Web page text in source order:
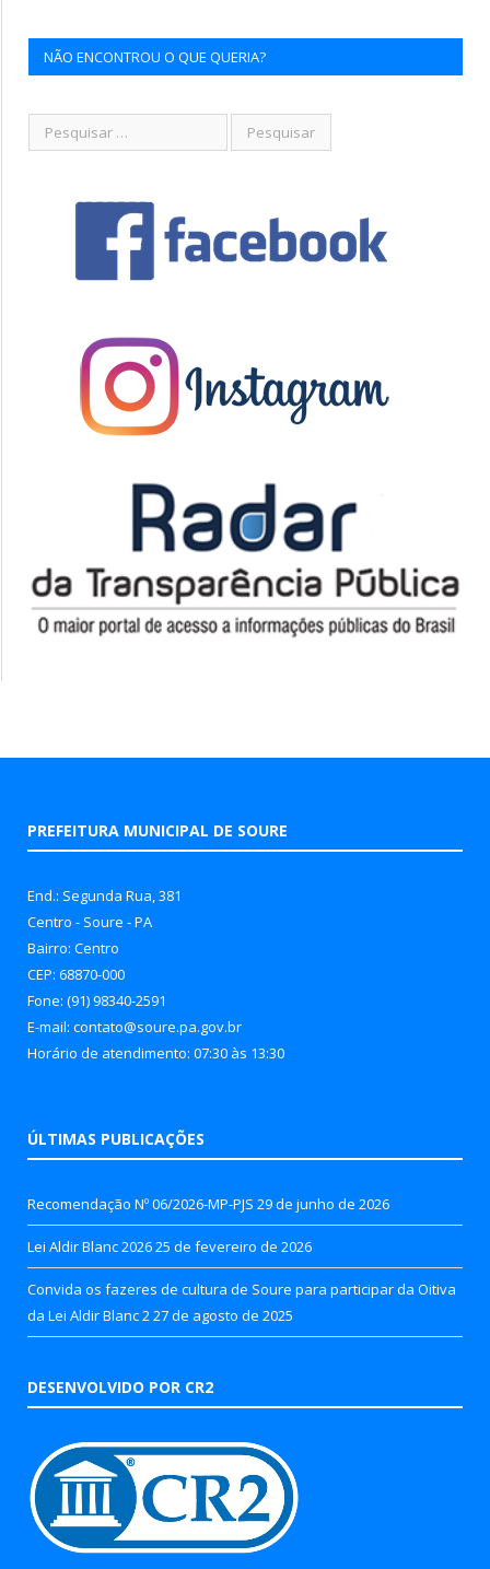
NÃO ENCONTROU O QUE QUERIA?
PREFEITURA MUNICIPAL DE SOURE
End.: Segunda Rua, 381
Centro - Soure - PA
Bairro: Centro
CEP: 68870-000
Fone: (91) 98340-2591
E-mail: contato@soure.pa.gov.br
Horário de atendimento: 07:30 às 13:30
ÚLTIMAS PUBLICAÇÕES
Recomendação Nº 06/2026-MP-PJS 29 de junho de 2026
Lei Aldir Blanc 202625 de fevereiro de 2026
Convida os fazeres de cultura de Soure para participar da Oitiva
da Lei Aldir Blanc 2 27 de agosto de 2025
DESENVOLVIDO POR CR2